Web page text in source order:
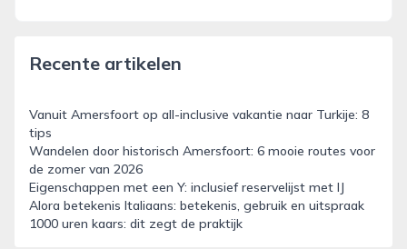
Recente artikelen
Vanuit Amersfoort op all-inclusive vakantie naar Turkije: 8
tips
Wandelen door historisch Amersfoort: 6 mooie routes voor
de zomer van 2026
Eigenschappen met een Y: inclusief reservelijst met IJ
Alora betekenis Italiaans: betekenis, gebruik en uitspraak
1000 uren kaars: dit zegt de praktijk